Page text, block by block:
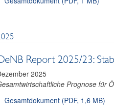
Report 2025/23:
2025
Prognose für
Gesamtdokument (PDF, 1,6 MB)